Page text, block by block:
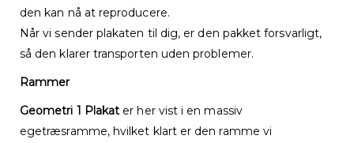
den kan nå at reproducere.
Når vi sender plakaten til dig, er den pakket forsvarligt,
så den klarer transporten uden problemer.
Rammer
Geometri 1 Plakat er her vist i en massiv
egetræsramme, hvilket klart er den ramme vi